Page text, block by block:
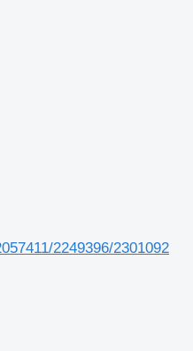
2249396/2301092